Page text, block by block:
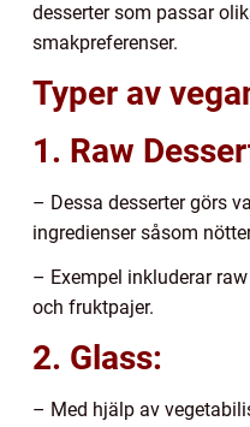
desserter som passar
smakpreferenser.
Typer av
1. Raw
– Dessa desserter görs
ingredienser såsom
– Exempel inkluderar
och fruktpajer.
2. Glass:
– Med hjälp av